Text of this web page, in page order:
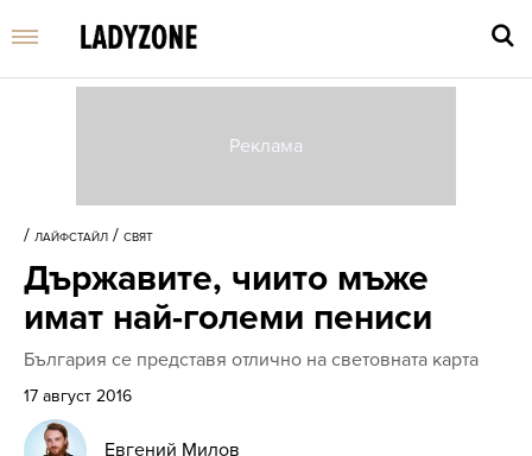
/ ЛАЙФСТАЙЛ / СВЯТ
Държавите, чиито мъже
имат най-големи пениси
България се представя отлично на световната карта
17 август 2016
Евгений Милов